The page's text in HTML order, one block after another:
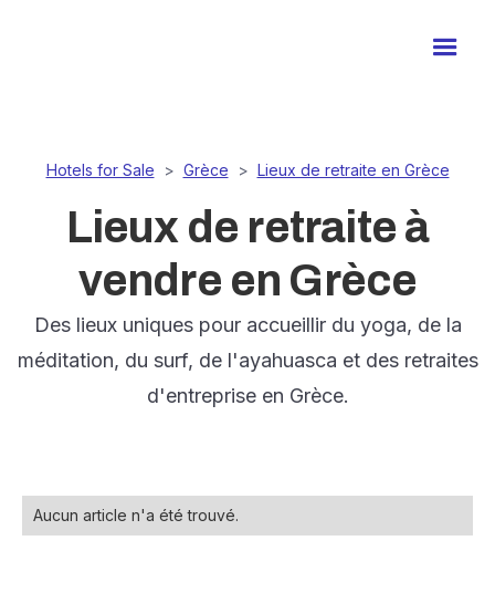
Hotels for Sale > Grèce > Lieux de retraite en Grèce
Lieux de retraite à
vendre en Grèce
Des lieux uniques pour accueillir du yoga, de la
méditation, du surf, de l'ayahuasca et des retraites
d'entreprise en Grèce.
Aucun article n'a été trouvé.